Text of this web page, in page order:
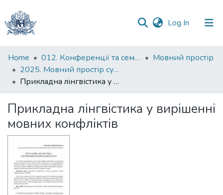
Log In (current)
Communities
&
Collections
Statistics
Home 012. Конференції та семінари НаУКМА
Мовний простір
2025. Мовний простір сучасного світу : тези доповідей ІХ Всеукраїнської науково-практичної конференції студентів, аспірантів і молодих учених, 30 травня 2025 р.
Прикладна лінгвістика у вирішенні мовних конфліктів
Прикладна лінгвістика у вирішенні
мовних конфліктів